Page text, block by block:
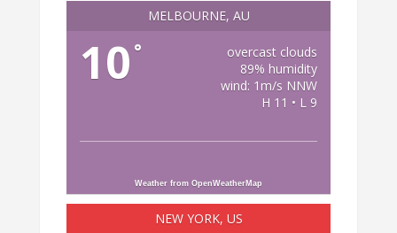
MELBOURNE, AU
10 °
overcast clouds
89% humidity
wind: 1m/s NNW
H 11 • L 9
Weather from OpenWeatherMap
NEW YORK, US